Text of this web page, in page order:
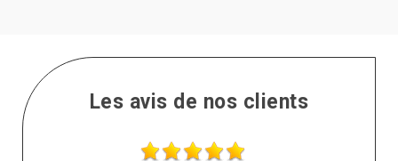
Les avis de nos clients